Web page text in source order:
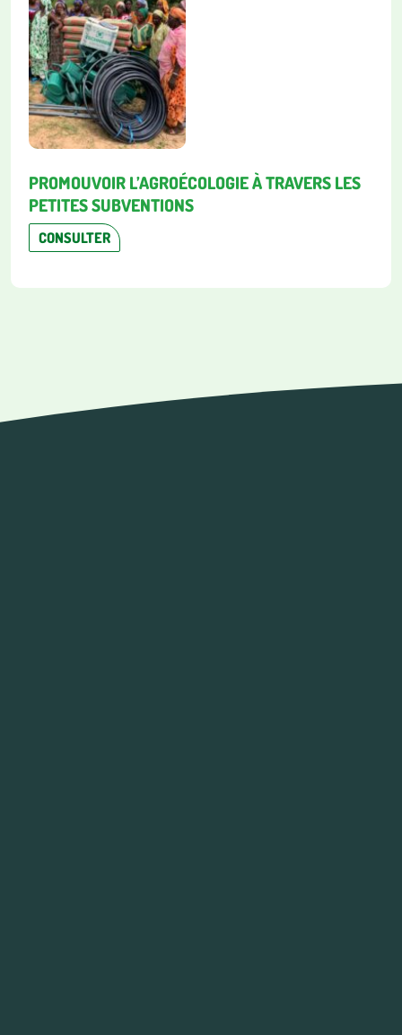
PROMOUVOIR L’AGROÉCOLOGIE À TRAVERS LES
PETITES SUBVENTIONS
CONSULTER